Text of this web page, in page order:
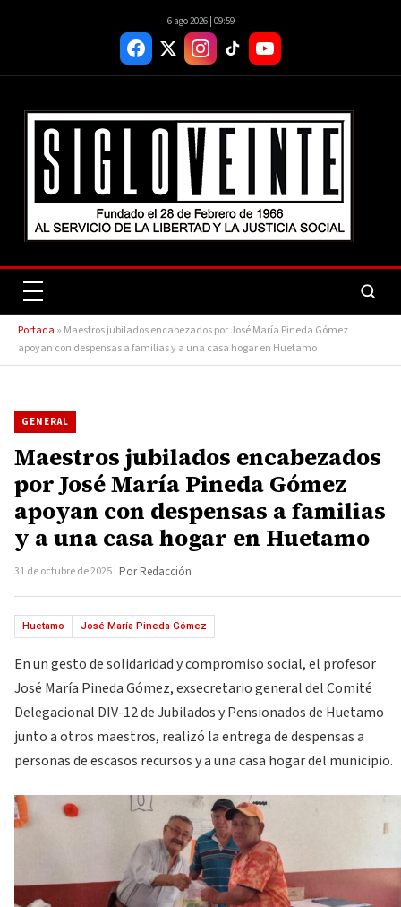
6 ago 2026 | 09:59
Portada » Maestros jubilados encabezados por José María Pineda Gómez
apoyan con despensas a familias y a una casa hogar en Huetamo
GENERAL
Maestros jubilados encabezados
por José María Pineda Gómez
apoyan con despensas a familias
y a una casa hogar en Huetamo
31 de octubre de 2025 Por Redacción
Huetamo José María Pineda Gómez
En un gesto de solidaridad y compromiso social, el profesor
José María Pineda Gómez, exsecretario general del Comité
Delegacional DIV-12 de Jubilados y Pensionados de Huetamo
junto a otros maestros, realizó la entrega de despensas a
personas de escasos recursos y a una casa hogar del municipio.